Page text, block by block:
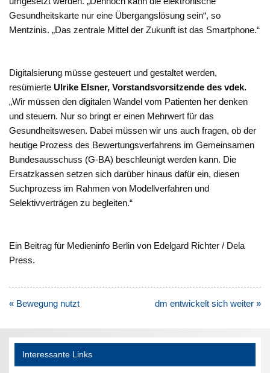
Gesundheitskarte nur eine Übergangslösung sein“, so
Mentzinis. „Das zentrale Mittel der Zukunft ist das Smartphone.“
Digitalsierung müsse gesteuert und gestaltet werden,
resümierte Ulrike Elsner, Vorstandsvorsitzende des vdek.
„Wir müssen den digitalen Wandel vom Patienten her denken
und steuern. Nur so bringt er einen Mehrwert für das
Gesundheitswesen. Dabei müssen wir uns auch fragen, ob der
heutige Prozess des Bewertungsverfahrens im Gemeinsamen
Bundesausschuss (G-BA) beschleunigt werden kann. Die
Ersatzkassen setzen sich darüber hinaus dafür ein, diesen
Suchprozess im Rahmen von Modellverfahren und
Selektivverträgen zu begleiten.“
Ein Beitrag für Medieninfo Berlin von Edelgard Richter / Dela
Press.
Beitragsnavigation
« Bewegung nutzt dm entwickelt sich weiter »
Interessante Links